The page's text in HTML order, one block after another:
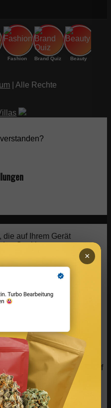
Fashion Brand Quiz Beauty
| Alle Rechte
auf Ihrem Gerät
Cookies, um uns
besuchen, wie Sie
verbessern und
anpassen.
Kategorienüberschriften,
auch einige Ihrer
Sie, dass das Blockieren
auf Ihre Erfahrung
Dienste haben kann, die
um Ihnen die auf
und Funktionen zur
Webseite verfügbaren
×